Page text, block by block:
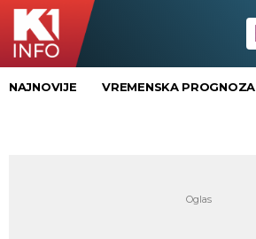
NAJNOVIJE VREMENSKA PROGNOZA